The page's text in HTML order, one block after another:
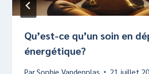
Qu’est-ce qu’un soin en
énergétique?